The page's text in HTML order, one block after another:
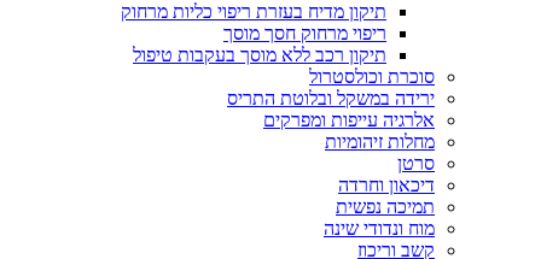
תיקון מדיח בעזרת ריפוי כליות מרחוק
ריפוי מרחוק חסך מוסך
תיקון רכב ללא מוסך בעקבות טיפול
סוכרת וכולסטרול
ירידה במשקל ובלוטת התריס
אלרגיה עייפות ומפרקים
מחלות זיהומיות
סרטן
דיכאון וחרדה
תמיכה נפשית
מוח ונדודי שינה
קשב וריכוז